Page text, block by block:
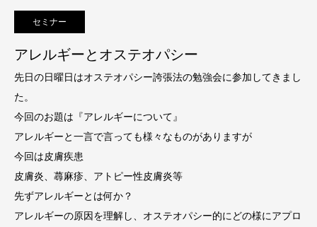
セミナー
アレルギーとオステオパシー
先日の日曜日はオステオパシー誇張法の勉強会に参加してきまし
た。
今回のお題は『アレルギーについて』
アレルギーと一言で言っても様々なものがありますが
今回は皮膚疾患
皮膚炎、蕁麻疹、アトピー性皮膚炎等
先ずアレルギーとは何か？
アレルギーの原因を理解し、オステオパシー的にどの様にアプロ